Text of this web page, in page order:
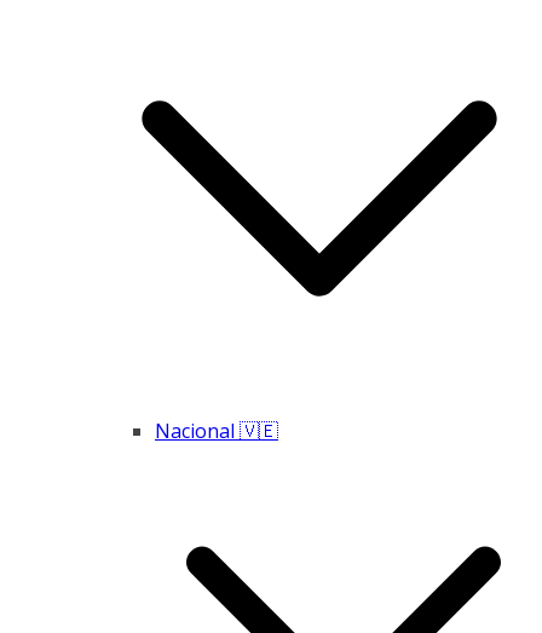
Nacional 🇻🇪